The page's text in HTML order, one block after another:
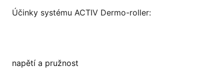
Účinky systému ACTIV Dermo-roller:
napětí a pružnost